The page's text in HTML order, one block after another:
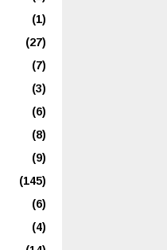
(1)
(27)
(7)
(3)
(6)
(8)
(9)
(145)
(6)
(4)